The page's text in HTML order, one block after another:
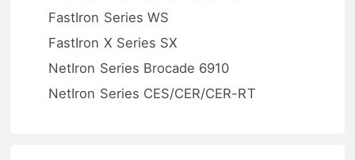
FastIron Series WS
FastIron X Series SX
NetIron Series Brocade 6910
NetIron Series CES/CER/CER-RT